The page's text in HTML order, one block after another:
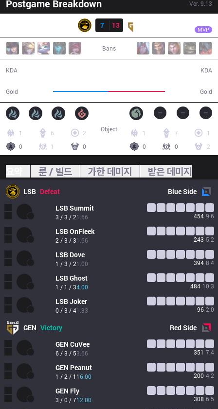
Postgame Breakdown Ver. 9.13
7
13 MVP
Bans
KDA
Gold Gold
KDA
1 6
2
0
1 0
1 7
1
0
0 2
Object
룬 / 빌드 가한 데미지 받은 데미지
LSB Defeat BlueSide
LSBSummit
3 / 3 / 21.66 454 9.6
LSBOnFleek
2 / 3 / 31.66 243 5.2
LSB Dove
1 / 3 / 21.00 394 8.4
LSBGhost
1 / 1 / 34.00 484 10.3
LSBJoker
0 / 3 / 41.33 96 2.0
GEN Victory RedSide
GEN CuVee
6 / 3 / 53.66 351 7.4
GEN Peanut
1 / 2 / 116.00 200 4.2
GEN Fly
3 / 0 / 712.00 308 6.5